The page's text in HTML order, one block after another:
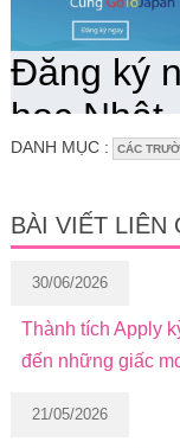
DANH MỤC : CÁC
BÀI VIẾT LIÊN
30/06/2026
Thành tích Apply
đến những giấc
21/05/2026